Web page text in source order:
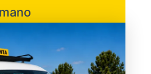
mano